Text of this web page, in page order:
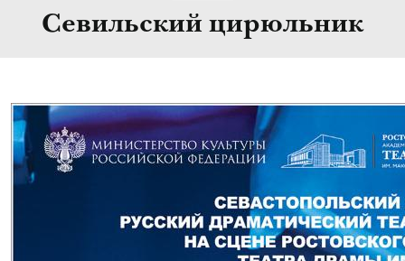
Севильский цирюльник